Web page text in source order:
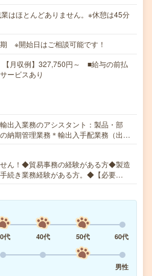
はほとんどありません。※休憩は45分
期 ※開始日はご相談可能です！
月収例】327,750円～ ■給与の前払
ービスあり
出入業務のアシスタント：製品・部
納期管理業務＊輸出入手配業務（出…
ん！◆貿易事務の経験がある方◆製造
続き業務経験がある方。◆【必要…
代 40代 50代
60代
男性